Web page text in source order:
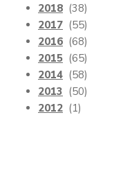
2018 (38)
2017 (55)
2016 (68)
2015 (65)
2014 (58)
2013 (50)
2012 (1)